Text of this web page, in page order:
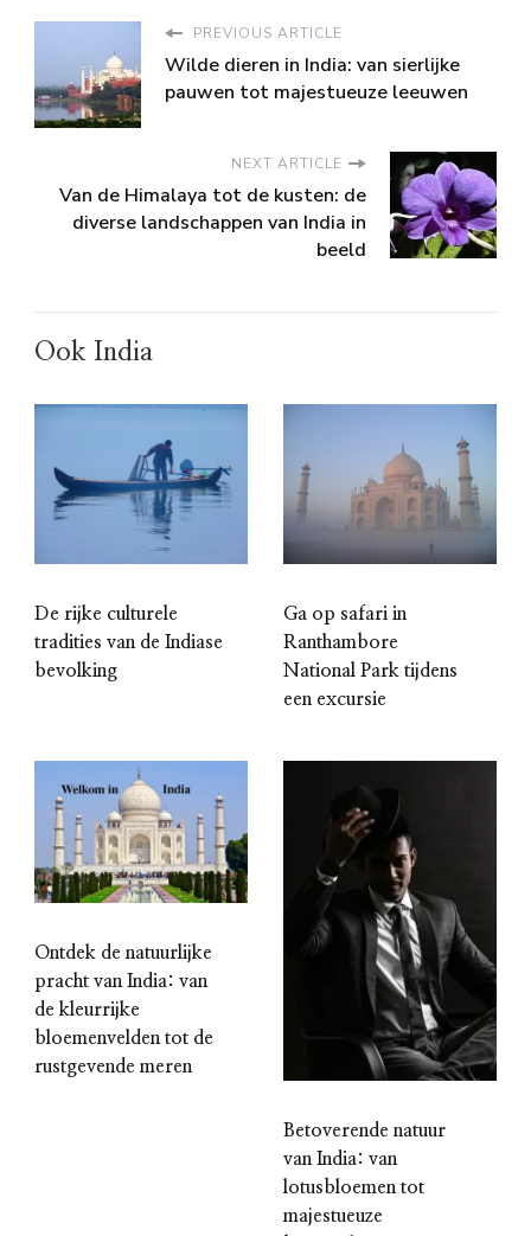
PREVIOUS ARTICLE
Wilde dieren in India: van sierlijke
pauwen tot majestueuze leeuwen
NEXT ARTICLE
Van de Himalaya tot de kusten: de
diverse landschappen van India in
beeld
Ook India
De rijke culturele
tradities van de Indiase
bevolking
Ga op safari in
Ranthambore
National Park tijdens
een excursie
Ontdek de natuurlijke
pracht van India: van
de kleurrijke
bloemenvelden tot de
rustgevende meren
Betoverende natuur
van India: van
lotusbloemen tot
majestueuze